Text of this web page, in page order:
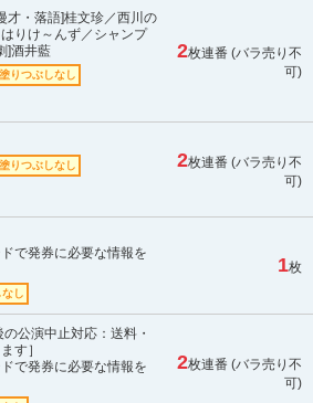
・落語]桂文珍／西川の
りけ～んず／シャンプ
]酒井藍
塗りつぶしなし
2枚連番 (バラ売り不
可)
塗りつぶしなし 2枚連番 (バラ売り不
可)
で発券に必要な情報を
し
1枚
公演中止対応：送料・
す］
で発券に必要な情報を
2枚連番 (バラ売り不
可)